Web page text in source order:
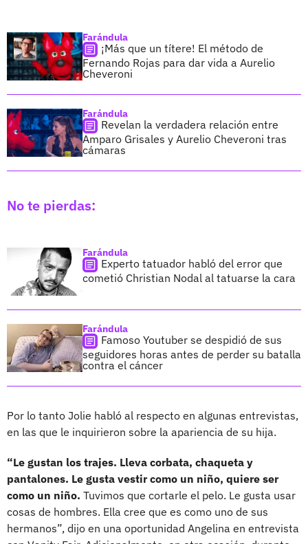
Farándula
¡Más que un títere! El método de
Fernando Rojas para dar vida a Aurelio
Cheveroni
Farándula
Revelan la verdadera relación entre
Amparo Grisales y Aurelio Cheveroni tras
cámaras
No te pierdas:
Farándula
Experto tatuador habló del error que
cometió Christian Nodal al tatuarse la cara
Farándula
Famoso Youtuber se despidió de sus
seguidores horas antes de perder su batalla
contra el cáncer
Por lo tanto Jolie habló al respecto en algunas entrevistas,
en las que le inquirieron sobre la apariencia de su hija.
“Le gustan los trajes. Lleva corbata, chaqueta y
pantalones. Le gusta vestir como un niño, quiere ser
como un niño. Tuvimos que cortarle el pelo. Le gusta usar
cosas de hombres. Ella cree que es como uno de sus
hermanos”, dijo en una oportunidad Angelina en entrevista